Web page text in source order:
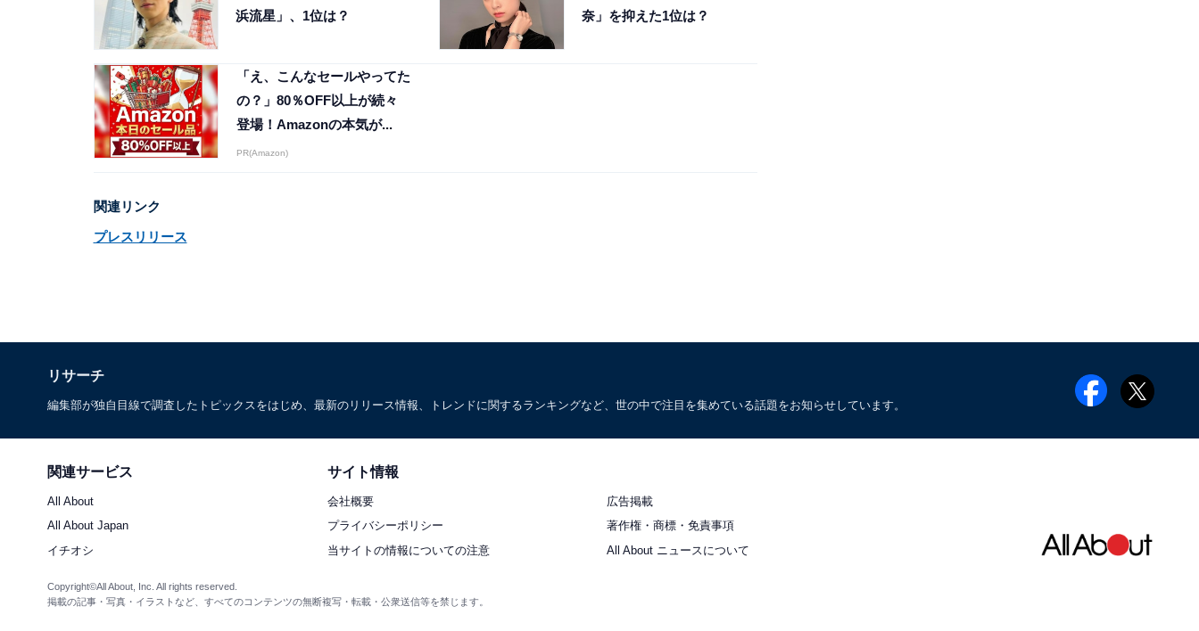
浜流星」、1位は？
奈」を抑えた1位は？
「え、こんなセールやってた
の？」80％OFF以上が続々
登場！Amazonの本気が...
PR(Amazon)
関連リンク
プレスリリース
リサーチ
編集部が独自目線で調査したトピックスをはじめ、最新のリリース情報、トレンドに関するランキングなど、世の中で注目を集めている話題をお知らせしています。
関連サービス
All About
All About Japan
イチオシ
サイト情報
会社概要
広告掲載
プライバシーポリシー
著作権・商標・免責事項
当サイトの情報についての注意
All About ニュースについて
Copyright©All About, Inc. All rights reserved.
掲載の記事・写真・イラストなど、すべてのコンテンツの無断複写・転載・公衆送信等を禁じます。